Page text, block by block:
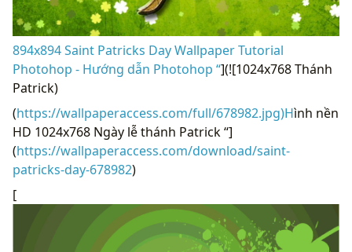
894x894 Saint Patricks Day Wallpaper Tutorial
Photohop - Hướng dẫn Photohop “](![1024x768 Thánh
Patrick)
(https://wallpaperaccess.com/full/678982.jpg)Hình nền
HD 1024x768 Ngày lễ thánh Patrick “]
(https://wallpaperaccess.com/download/saint-
patricks-day-678982)
[